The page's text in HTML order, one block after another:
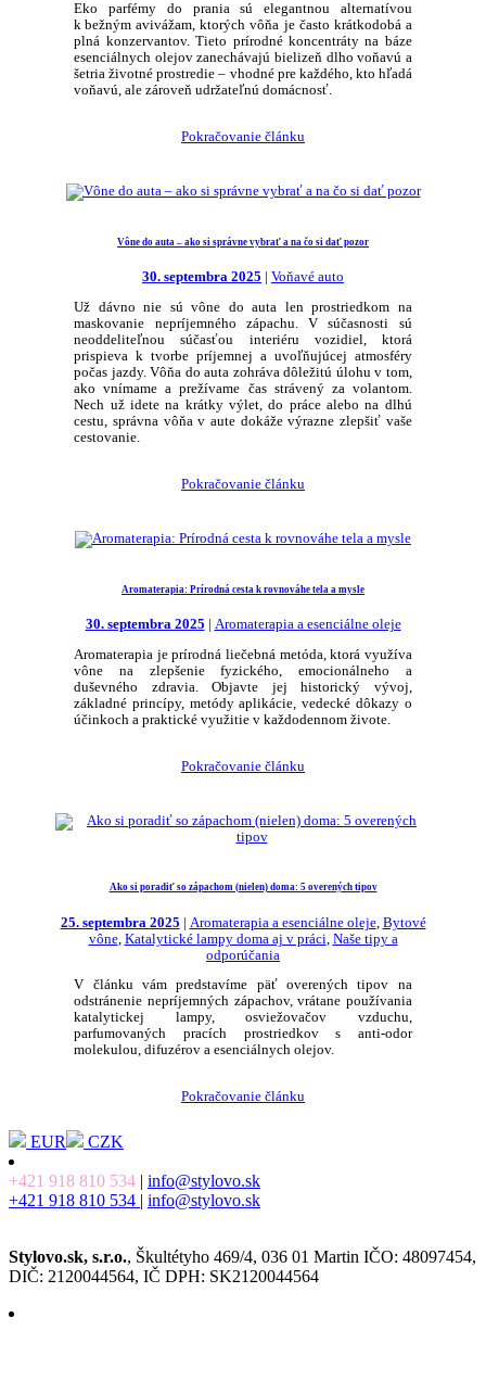
Eko parfémy do prania sú elegantnou alternatívou
k bežným avivážam, ktorých vôňa je často krátkodobá a
plná konzervantov. Tieto prírodné koncentráty na báze
esenciálnych olejov zanechávajú bielizeň dlho voňavú a
šetria životné prostredie – vhodné pre každého, kto hľadá
voňavú, ale zároveň udržateľnú domácnosť.
Pokračovanie článku
Vône do auta – ako si správne vybrať a na čo si dať pozor
30. septembra 2025
Voňavé auto
Už dávno nie sú vône do auta len prostriedkom na
maskovanie nepríjemného zápachu. V súčasnosti sú
neoddeliteľnou súčasťou interiéru vozidiel, ktorá
prispieva k tvorbe príjemnej a uvoľňujúcej atmosféry
počas jazdy. Vôňa do auta zohráva dôležitú úlohu v tom,
ako vnímame a prežívame čas strávený za volantom.
Nech už idete na krátky výlet, do práce alebo na dlhú
cestu, správna vôňa v aute dokáže výrazne zlepšiť vaše
cestovanie.
Pokračovanie článku
Aromaterapia: Prírodná cesta k rovnováhe tela a mysle
30. septembra 2025
Aromaterapia a esenciálne oleje
Aromaterapia je prírodná liečebná metóda, ktorá využíva
vône na zlepšenie fyzického, emocionálneho a
duševného zdravia. Objavte jej historický vývoj,
základné princípy, metódy aplikácie, vedecké dôkazy o
účinkoch a praktické využitie v každodennom živote.
Pokračovanie článku
Ako si poradiť so zápachom (nielen) doma: 5 overených tipov
25. septembra 2025 | Aromaterapia a esenciálne oleje, Bytové
vône, Katalytické lampy doma aj v práci Naše tipy a
odporúčania
V článku vám predstavíme päť overených tipov na
odstránenie nepríjemných zápachov, vrátane používania
katalytickej lampy, osviežovačov vzduchu,
parfumovaných pracích prostriedkov s anti-odor
molekulou, difuzérov a esenciálnych olejov.
Pokračovanie článku
EUR CZK
+421 918 810 534 | info@stylovo.sk
+421 918 810 534 | info@stylovo.sk
Stylovo.sk, s.r.o., Škultétyho 469/4, 036 01 Martin IČO: 48097454,
DIČ: 2120044564, IČ DPH: SK2120044564